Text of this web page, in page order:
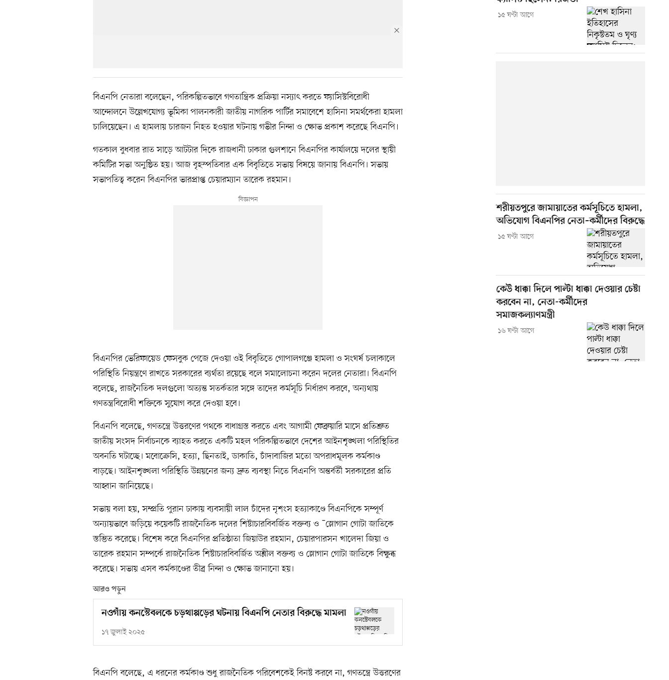
বিএনপি নেতারা বলেছেন, পরিকল্পিতভাবে গণতান্ত্রিক প্রক্রিয়া নস্যাৎ করতে ফ্যাসিস্টবিরোধী
আন্দোলনে উল্লেখযোগ্য ভূমিকা পালনকারী জাতীয় নাগরিক পার্টির সমাবেশে হাসিনা সমর্থকেরা হামলা
চালিয়েছেন। এ হামলায় চারজন নিহত হওয়ার ঘটনায় গভীর নিন্দা ও ক্ষোভ প্রকাশ করেছে বিএনপি।
গতকাল বুধবার রাত সাড়ে আটটার দিকে রাজধানী ঢাকার গুলশানে বিএনপির কার্যালয়ে দলের স্থায়ী
কমিটির সভা অনুষ্ঠিত হয়। আজ বৃহস্পতিবার এক বিবৃতিতে সভায় বিষয়ে জানায় বিএনপি। সভায়
সভাপতিত্ব করেন বিএনপির ভারপ্রাপ্ত চেয়ারম্যান তারেক রহমান।
বিএনপির ভেরিফায়েড ফেসবুক পেজে দেওয়া ওই বিবৃতিতে গোপালগঞ্জে হামলা ও সংঘর্ষ চলাকালে
পরিস্থিতি নিয়ন্ত্রণে রাখতে সরকারের ব্যর্থতা রয়েছে বলে সমালোচনা করেন দলের নেতারা। বিএনপি
বলেছে, রাজনৈতিক দলগুলো অত্যন্ত সতর্কতার সঙ্গে তাদের কর্মসূচি নির্ধারণ করবে, অন্যথায়
গণতন্ত্রবিরোধী শক্তিকে সুযোগ করে দেওয়া হবে।
বিএনপি বলেছে, গণতন্ত্রে উত্তরণের পথকে বাধাগ্রস্ত করতে এবং আগামী ফেব্রুয়ারি মাসে প্রতিশ্রুত
জাতীয় সংসদ নির্বাচনকে ব্যাহত করতে একটি মহল পরিকল্পিতভাবে দেশের আইনশৃঙ্খলা পরিস্থিতির
অবনতি ঘটাচ্ছে। মবোক্রেসি, হত্যা, ছিনতাই, ডাকাতি, চাঁদাবাজির মতো অপরাধমূলক কর্মকাণ্ড
বাড়ছে। আইনশৃঙ্খলা পরিস্থিতি উন্নয়নের জন্য দ্রুত ব্যবস্থা নিতে বিএনপি অন্তর্বর্তী সরকারের প্রতি
আহ্বান জানিয়েছে।
সভায় বলা হয়, সম্প্রতি পুরান ঢাকায় ব্যবসায়ী লাল চাঁদের নৃশংস হত্যাকাণ্ডে বিএনপিকে সম্পূর্ণ
অন্যায়ভাবে জড়িয়ে কয়েকটি রাজনৈতিক দলের শিষ্টাচারবিবর্জিত বক্তব্য ও ¯স্লোগান গোটা জাতিকে
স্তম্ভিত করেছে। বিশেষ করে বিএনপির প্রতিষ্ঠাতা জিয়াউর রহমান, চেয়ারপারসন খালেদা জিয়া ও
তারেক রহমান সম্পর্কে রাজনৈতিক শিষ্টাচারবিবর্জিত অশ্লীল বক্তব্য ও স্লোগান গোটা জাতিকে বিক্ষুব্ধ
করেছে। সভায় এসব কর্মকাণ্ডের তীব্র নিন্দা ও ক্ষোভ জানানো হয়।
আরও পড়ুন
নওগাঁয় কনস্টেবলকে চড়থাপ্পড়ের ঘটনায় বিএনপি নেতার বিরুদ্ধে মামলা
১৭ জুলাই ২০২৫
বিএনপি বলেছে, এ ধরনের কর্মকাণ্ড শুধু রাজনৈতিক পরিবেশকেই বিনষ্ট করবে না, গণতন্ত্রে উত্তরণের
১৫ ঘণ্টা আগে
শরীয়তপুরে জামায়াতের কর্মসূচিতে হামলা,
অভিযোগ বিএনপির নেতা–কর্মীদের বিরুদ্ধে
১৫ ঘণ্টা আগে
কেউ ধাক্কা দিলে পাল্টা ধাক্কা দেওয়ার চেষ্টা
করবেন না, নেতা-কর্মীদের
সমাজকল্যাণমন্ত্রী
১৬ ঘণ্টা আগে